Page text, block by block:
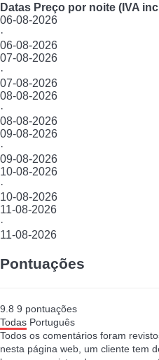
Datas Preço por noite (IVA
06-08-2026
·
06-08-2026
07-08-2026
·
07-08-2026
08-08-2026
·
08-08-2026
09-08-2026
·
09-08-2026
10-08-2026
·
10-08-2026
11-08-2026
·
11-08-2026
Pontuações
9.8 9 pontuações
Todas Português
Todos os comentários foram
nesta página web, um cliente tem